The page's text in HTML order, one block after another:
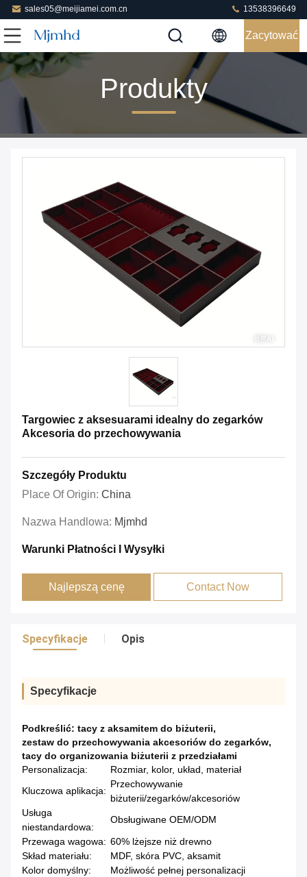
sales05@meijiamei.com.cn 13538396649
Zacytować
Produkty
Targowiec z aksesuarami idealny do zegarków
Akcesoria do przechowywania
Szczegóły Produktu
Place Of Origin: China
Nazwa Handlowa: Mjmhd
Warunki Płatności I Wysyłki
Najlepszą cenę Contact Now
Specyfikacje Opis
Specyfikacje
Podkreślić: tacy z aksamitem do biżuterii,
zestaw do przechowywania akcesoriów do zegarków,
tacy do organizowania biżuterii z przedziałami
Personalizacja:
Rozmiar, kolor, układ, materiał
Kluczowa aplikacja:
Przechowywanie
biżuterii/zegarków/akcesoriów
Usługa
niestandardowa:
Obsługiwane OEM/ODM
Przewaga wagowa: 60% lżejsze niż drewno
Skład materiału:
MDF, skóra PVC, aksamit
Kolor domyślny:
Możliwość pełnej personalizacji